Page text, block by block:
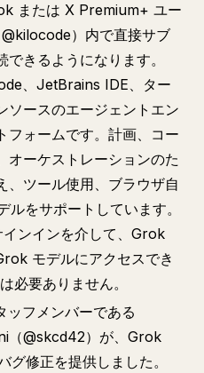
または X Premium+ ユー
）内で直接サブ
きるようになります。
、JetBrains IDE、ター
ソースのエージェントエン
フォームです。計画、コー
オーケストレーションのた
、ツール使用、ブラウザ自
をサポートしています。
ンインを介して、Grok
モデルにアクセスでき
必要ありません。
フメンバーである
（@skcd42）が、Grok
グ修正を提供しました。